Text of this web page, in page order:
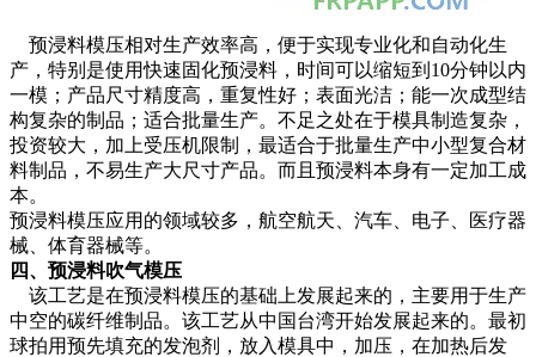
预浸料模压相对生产效率高，便于实现专业化和自动化生
产，特别是使用快速固化预浸料，时间可以缩短到10分钟以内
一模；产品尺寸精度高，重复性好；表面光洁；能一次成型结
构复杂的制品；适合批量生产。不足之处在于模具制造复杂，
投资较大，加上受压机限制，最适合于批量生产中小型复合材
料制品，不易生产大尺寸产品。而且预浸料本身有一定加工成
本。
预浸料模压应用的领域较多，航空航天、汽车、电子、医疗器
械、体育器械等。
四、预浸料吹气模压
该工艺是在预浸料模压的基础上发展起来的，主要用于生产
中空的碳纤维制品。该工艺从中国台湾开始发展起来的。最初
球拍用预先填充的发泡剂，放入模具中，加压，在加热后发